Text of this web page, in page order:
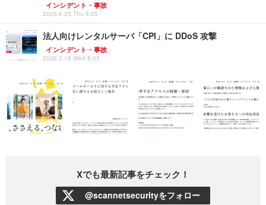
インシデント・事故
2026.6.25 Thu 8:05
法人向けレンタルサーバ「CPI」に DDoS 攻撃
インシデント・事故
2026.3.18 Wed 8:05
Xでも最新記事をチェック！
@scannetsecurityをフォロー